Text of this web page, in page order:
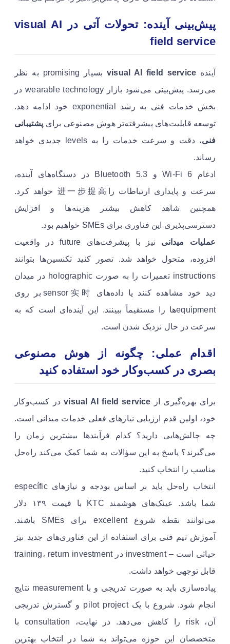
پیش‌بینی آینده: تحولات آتی در visual AI
field service
آینده visual AI field service
بسیار promising به نظر
می‌رسد. پیش‌بینی می‌شود بازار wearable technology در
بخش خدمات فنی به رشد exponential خود ادامه دهد.
توسعه قابلیت‌های پیشرفته‌تر هوش مصنوعی برای پشتیبانی
فنی
، دقت و سرعت خدمات را به levels جدیدی خواهد
رساند.
ادغام Wi-Fi 6 و Bluetooth 5.3 در دستگاه‌های آینده،
سرعت و پایداری ارتباطات را进一步提高 خواهد کرد.
همچنین شاهد کاهش بیشتر هزینه‌ها و افزایش
دسترسی‌پذیری این فناوری برای SMEs خواهیم بود.
عملیات میدانی
نیز با پیشرفت‌های future در واقعیت
افزوده، متحول خواهد شد. تصور کنید تکنسین‌ها بتوانند
instructions تعمیرات را به صورت holographic در میدان
دید خود مشاهده کنند یا داده‌های sensor实时 بر روی
equipmentها را مستقیماً ببینند. این آینده‌ای است که به
سرعت در حال نزدیک شدن است.
اقدام عملی: چگونه از هوش مصنوعی
بصری در کسب‌وکار خود استفاده کنید
برای بهره‌گیری از visual AI field serviceدر کسب‌وکار
خود، اولین قدم ارزیابی نیازهای فعلی خدمات میدانی است.
چه چالش‌هایی دارید؟ کدام فرآیندها بیشترین زمان را
می‌گیرند؟ پاسخ به این سؤالات به شما کمک می‌کند راه‌حل
مناسب را انتخاب کنید.
انتخاب راه‌حل باید بر اساس بودجه و نیازهای específic
شما باشد. عینک‌های هوشمند KTC با قیمت ۱۳۹ دلار
می‌توانند نقطه شروع excellent برای SMEs باشند.
آموزش تیم فنی برای استفاده از این فناوری‌های جدید نیز
حیاتی است – investment در training، return investment
قابل توجهی خواهد داشت.
پیاده‌سازی باید به صورت تدریجی و با measurement نتایج
انجام شود. شروع با یک pilot project و گسترش تدریجی
آن، risk را کاهش می‌دهد. در نهایت، consultation با
متخصصان این حوزه می‌تواند به شما در انتخاب بهترین